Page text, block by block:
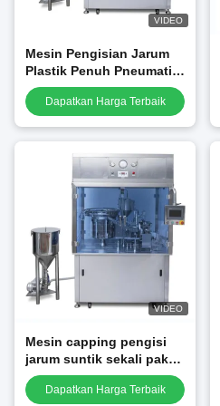
VIDEO
Mesin Pengisian Jarum
Plastik Penuh Pneumatik
Asaptik Gel Plugging
Prefilled Paste
Dapatkan Harga Terbaik
VIDEO
Mesin capping pengisi
jarum suntik sekali pakai
Gel plastik medis
berkecepatan tinggi
Dapatkan Harga Terbaik